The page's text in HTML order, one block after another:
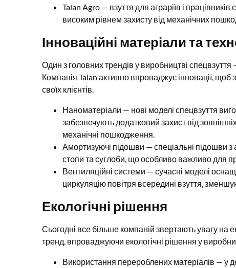
Talan Agro — взуття для аграріїв і
високим рівнем захисту від механічних
Інноваційні матеріали та
Один з головних трендів у виробництві спецвзуття
Компанія Talan активно впроваджує інновації,
своїх клієнтів.
Наноматеріали — нові моделі спецвзуття
забезпечують додатковий захист від
механічні пошкодження.
Амортизуючі підошви — спеціальні
стопи та суглоби, що особливо важливо для
Вентиляційні системи — сучасні моделі
циркуляцію повітря всередині взуття,
Екологічні рішення
Сьогодні все більше компаній звертають увагу на
тренд, впроваджуючи екологічні рішення у
Використання перероблених матеріалів — у